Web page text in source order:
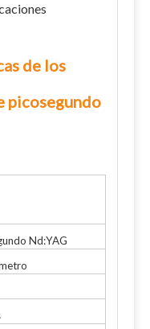
de los
picosegundo
Nd:YAG